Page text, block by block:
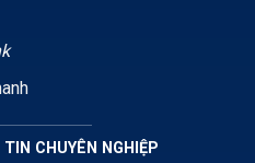
CHUYÊN NGHIỆP